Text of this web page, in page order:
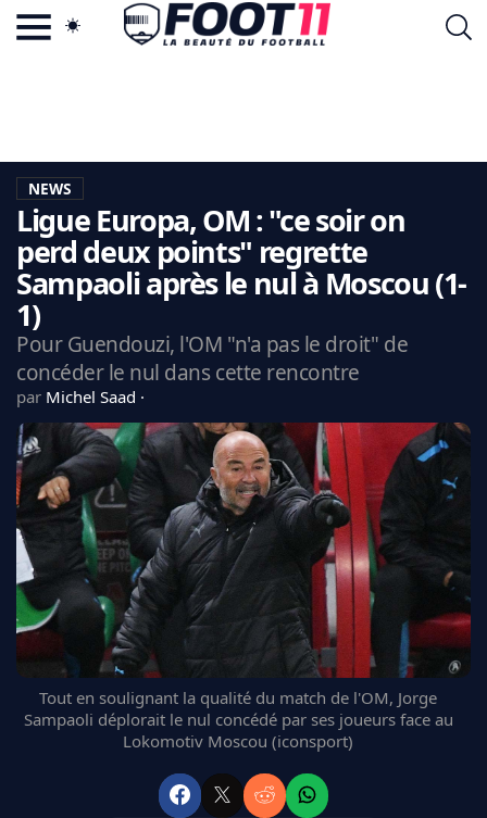
LA CHARTE
VIE PRIVÉE
CGU
CONTACTEZ-NOUS
MERCATO
CDM 2026
EDF
PSG
LIGUE 1
REAL MADRID
FC BARCELONE
MANCHESTER UNITED
CHELSEA
ARSENAL
BAYERN
L'AVIS DE LA RÉDAC'
NEWS
Ligue Europa, OM : "ce soir on
perd deux points" regrette
Sampaoli après le nul à Moscou (1-
1)
Pour Guendouzi, l'OM "n'a pas le droit" de
concéder le nul dans cette rencontre
par Michel Saad
Tout en soulignant la qualité du match de l'OM, Jorge
Sampaoli déplorait le nul concédé par ses joueurs face au
Lokomotiv Moscou (iconsport)